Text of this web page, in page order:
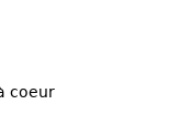
coeur